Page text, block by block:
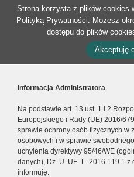
Strona korzysta z plików cookies
Polityką Prywatności. Możesz
dostępu do plików
Akceptuję
Informacja Administratora
Na podstawie art. 13 ust. 1 i 2
Europejskiego i Rady (UE) 2016/
sprawie ochrony osób fizycznych w
osobowych i w sprawie
uchylenia dyrektywy 95/46/WE
danych), Dz. U. UE. L. 2016.119.1
informuję: